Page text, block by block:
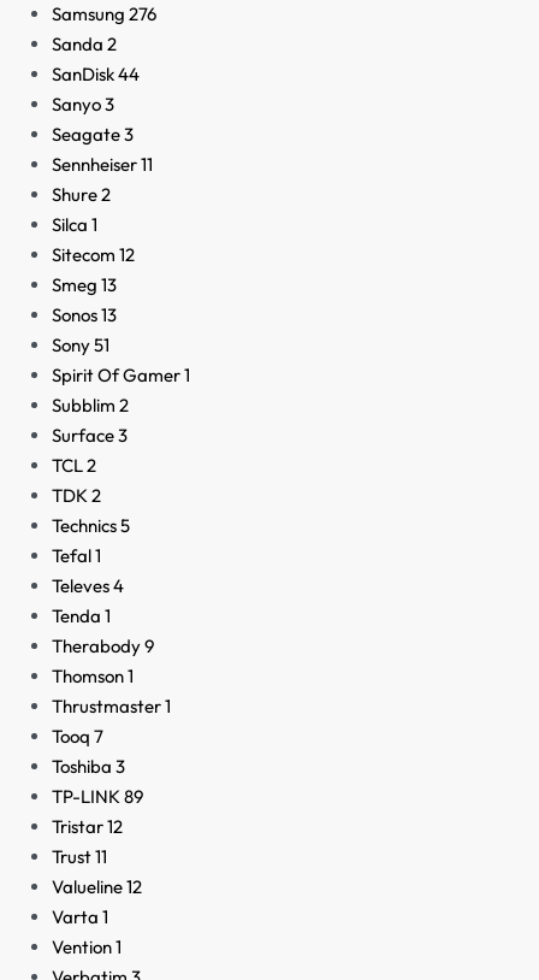
Samsung 276
Sanda 2
SanDisk44
Sanyo3
Seagate3
Sennheiser11
Shure2
Silca 1
Sitecom 12
Smeg 13
Sonos13
Sony51
Spirit Of Gamer1
Subblim 2
Surface3
TCL2
TDK 2
Technics5
Tefal1
Televes4
Tenda 1
Therabody9
Thomson1
Thrustmaster1
Tooq 7
Toshiba 3
TP-LINK 89
Tristar12
Trust11
Valueline12
Varta 1
Vention1